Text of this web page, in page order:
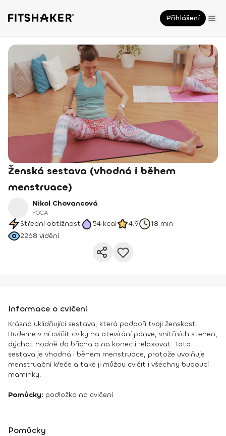
Přihlášení
Ženská sestava (vhodná i během
menstruace)
Nikol Chovancová
YOGA
Střední obtížnost 54 kcal 4.9
18 min
2268 vidění
Informace o cvičení
Krásná uklidňující sestava, která podpoří tvoji ženskost.
Budeme v ní cvičit cviky na otevírání pánve, vnitřních stehen,
dýchat hodně do břicha a na konec i relaxovat. Tato
sestava je vhodná i během menstruace, protože uvolňuje
menstruační křeče a také ji můžou cvičit i všechny budoucí
maminky.
Pomůcky: podložka na cvičení
Pomůcky